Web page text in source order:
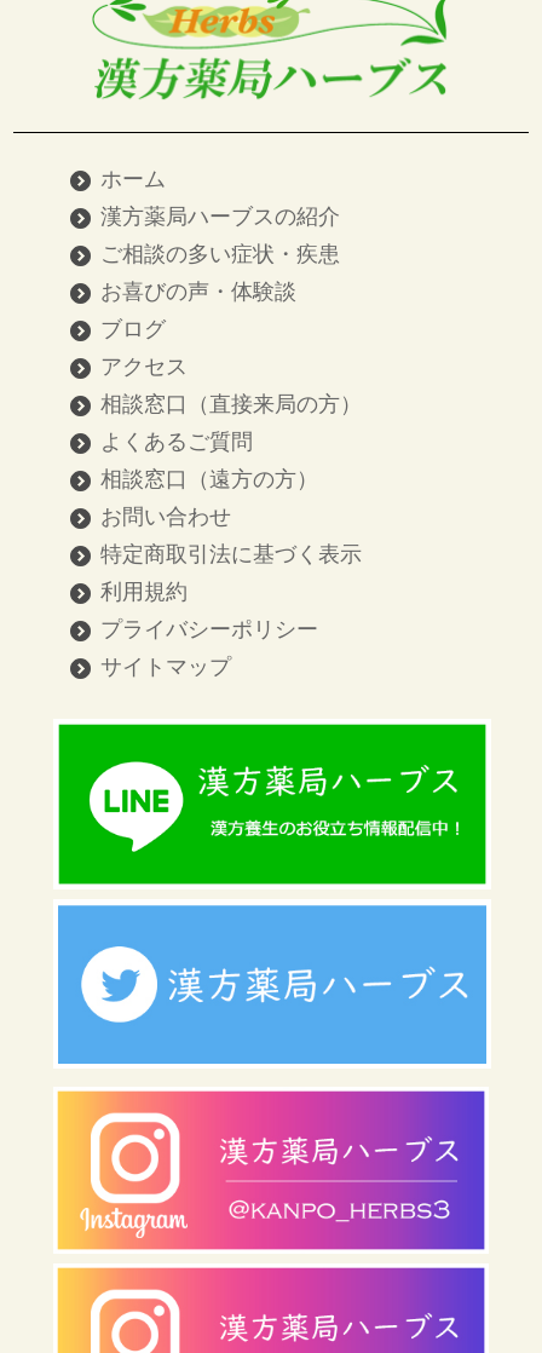
ホーム
漢方薬局ハーブスの紹介
ご相談の多い症状・疾患
お喜びの声・体験談
ブログ
アクセス
相談窓口（直接来局の方）
よくあるご質問
相談窓口（遠方の方）
お問い合わせ
特定商取引法に基づく表示
利用規約
プライバシーポリシー
サイトマップ